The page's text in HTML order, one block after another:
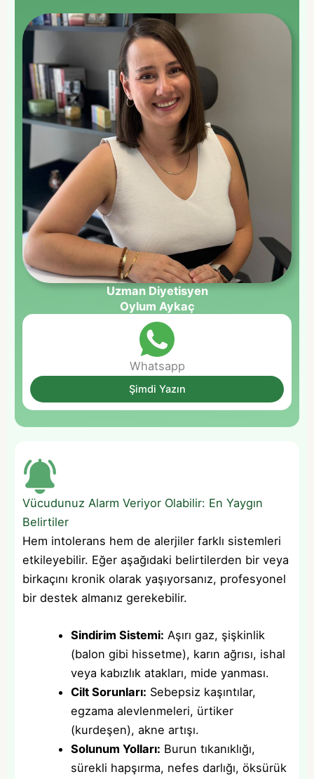
Uzman Diyetisyen
Oylum Aykaç
Whatsapp
Şimdi Yazın
Vücudunuz Alarm Veriyor Olabilir: En Yaygın
Belirtiler
Hem intolerans hem de alerjiler farklı sistemleri
etkileyebilir. Eğer aşağıdaki belirtilerden bir veya
birkaçını kronik olarak yaşıyorsanız, profesyonel
bir destek almanız gerekebilir.
Sindirim Sistemi: Aşırı gaz, şişkinlik
(balon gibi hissetme), karın ağrısı, ishal
veya kabızlık atakları, mide yanması.
Cilt Sorunları: Sebepsiz kaşıntılar,
egzama alevlenmeleri, ürtiker
(kurdeşen), akne artışı.
Solunum Yolları: Burun tıkanıklığı,
sürekli hapşırma, nefes darlığı, öksürük